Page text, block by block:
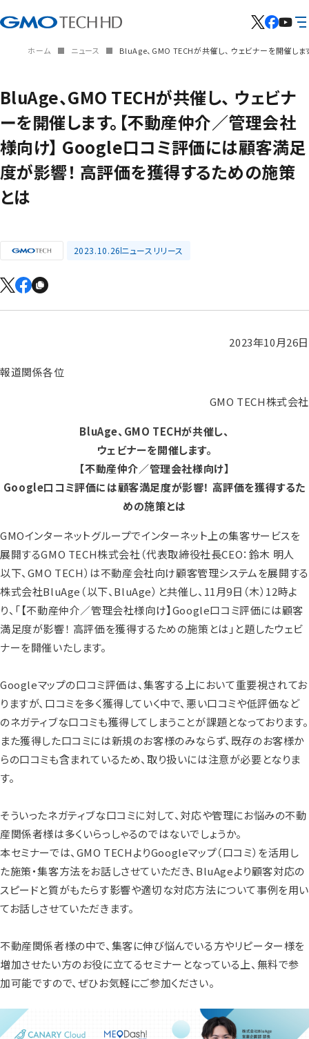
ホーム ニュース BluAge、GMO TECHが共催し、 ウェビナーを開催し
BluAge、GMO TECHが共催し、 ウェビナ
ーを開催します。【不動産仲介／管理会社
様向け】 Google口コミ評価には顧客満足
度が影響！ 高評価を獲得するための施策
とは
2023.10.26ニュースリリース
2023年10月26日
報道関係各位
GMO TECH株式会社
BluAge、GMO TECHが共催し、
ウェビナーを開催します。
【不動産仲介／管理会社様向け】
Google口コミ評価には顧客満足度が影響！ 高評価を獲得するた
めの施策とは
GMOインターネットグループでインターネット上の集客サービスを
展開するGMO TECH株式会社（代表取締役社長CEO：鈴木 明人
以下、GMO TECH）は不動産会社向け顧客管理システムを展開する
株式会社BluAge（以下、BluAge）と共催し、11月9日（木）12時よ
り、「【不動産仲介／管理会社様向け】Google口コミ評価には顧客
満足度が影響！ 高評価を獲得するための施策とは」と題したウェビ
ナーを開催いたします。
Googleマップの口コミ評価は、集客する上において重要視されてお
りますが、口コミを多く獲得していく中で、悪い口コミや低評価など
のネガティブな口コミも獲得してしまうことが課題となっております。
また獲得した口コミには新規のお客様のみならず、既存のお客様か
らの口コミも含まれているため、取り扱いには注意が必要となりま
す。
そういったネガティブな口コミに対して、対応や管理にお悩みの不動
産関係者様は多くいらっしゃるのではないでしょうか。
本セミナーでは、GMO TECHよりGoogleマップ（口コミ）を活用し
た施策・集客方法をお話しさせていただき、BluAgeより顧客対応の
スピードと質がもたらす影響や適切な対応方法について事例を用い
てお話しさせていただきます。
不動産関係者様の中で、集客に伸び悩んでいる方やリピーター様を
増加させたい方のお役に立てるセミナーとなっている上、無料で参
加可能ですので、ぜひお気軽にご参加ください。